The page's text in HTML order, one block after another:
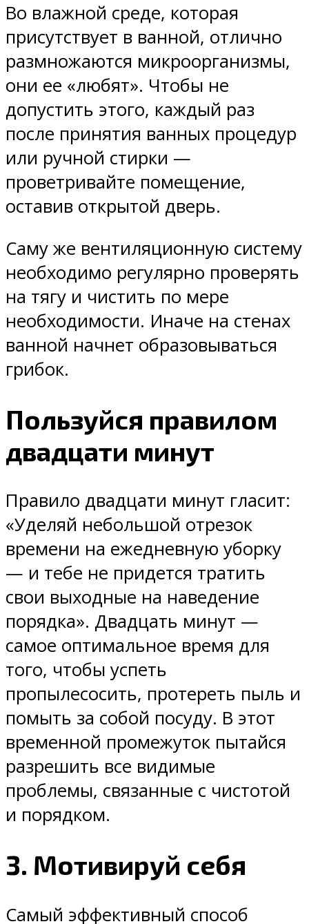
Во влажной среде, которая
присутствует в ванной, отлично
размножаются микроорганизмы,
они ее «любят». Чтобы не
допустить этого, каждый раз
после принятия ванных процедур
или ручной стирки —
проветривайте помещение,
оставив открытой дверь.
Саму же вентиляционную систему
необходимо регулярно проверять
на тягу и чистить по мере
необходимости. Иначе на стенах
ванной начнет образовываться
грибок.
Пользуйся правилом
двадцати минут
Правило двадцати минут гласит:
«Уделяй небольшой отрезок
времени на ежедневную уборку
— и тебе не придется тратить
свои выходные на наведение
порядка». Двадцать минут —
самое оптимальное время для
того, чтобы успеть
пропылесосить, протереть пыль и
помыть за собой посуду. В этот
временной промежуток пытайся
разрешить все видимые
проблемы, связанные с чистотой
и порядком.
3. Мотивируй себя
Самый эффективный способ